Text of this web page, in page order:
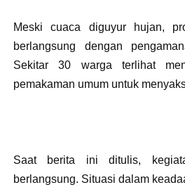
Meski cuaca diguyur hujan,
berlangsung dengan
Sekitar 30 warga terlihat
pemakaman umum untuk
Saat berita ini ditulis,
berlangsung. Situasi dalam